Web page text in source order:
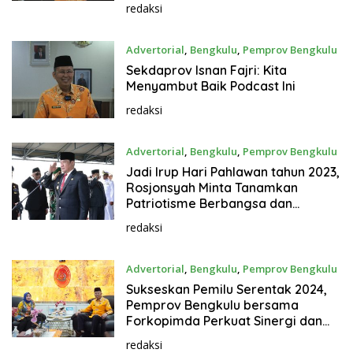
redaksi
Advertorial, Bengkulu, Pemprov Bengkulu
November 10, 2023
Sekdaprov Isnan Fajri: Kita
Menyambut Baik Podcast Ini
redaksi
Advertorial, Bengkulu, Pemprov Bengkulu
November 10, 2023
Jadi Irup Hari Pahlawan tahun 2023,
Rosjonsyah Minta Tanamkan
Patriotisme Berbangsa dan
Bernegara
redaksi
Advertorial, Bengkulu, Pemprov Bengkulu
November 10, 2023
Sukseskan Pemilu Serentak 2024,
Pemprov Bengkulu bersama
Forkopimda Perkuat Sinergi dan
Kolaborasi
redaksi